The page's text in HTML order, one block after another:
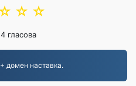
☆
☆
4 гласова
домен наставка.